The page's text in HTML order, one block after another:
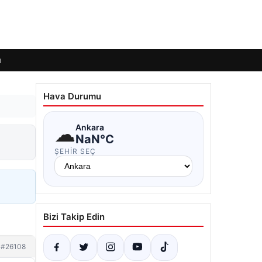
#26108
Hava Durumu
☁Ankara
NaN°C
ŞEHIR SEÇ
Bizi Takip Edin